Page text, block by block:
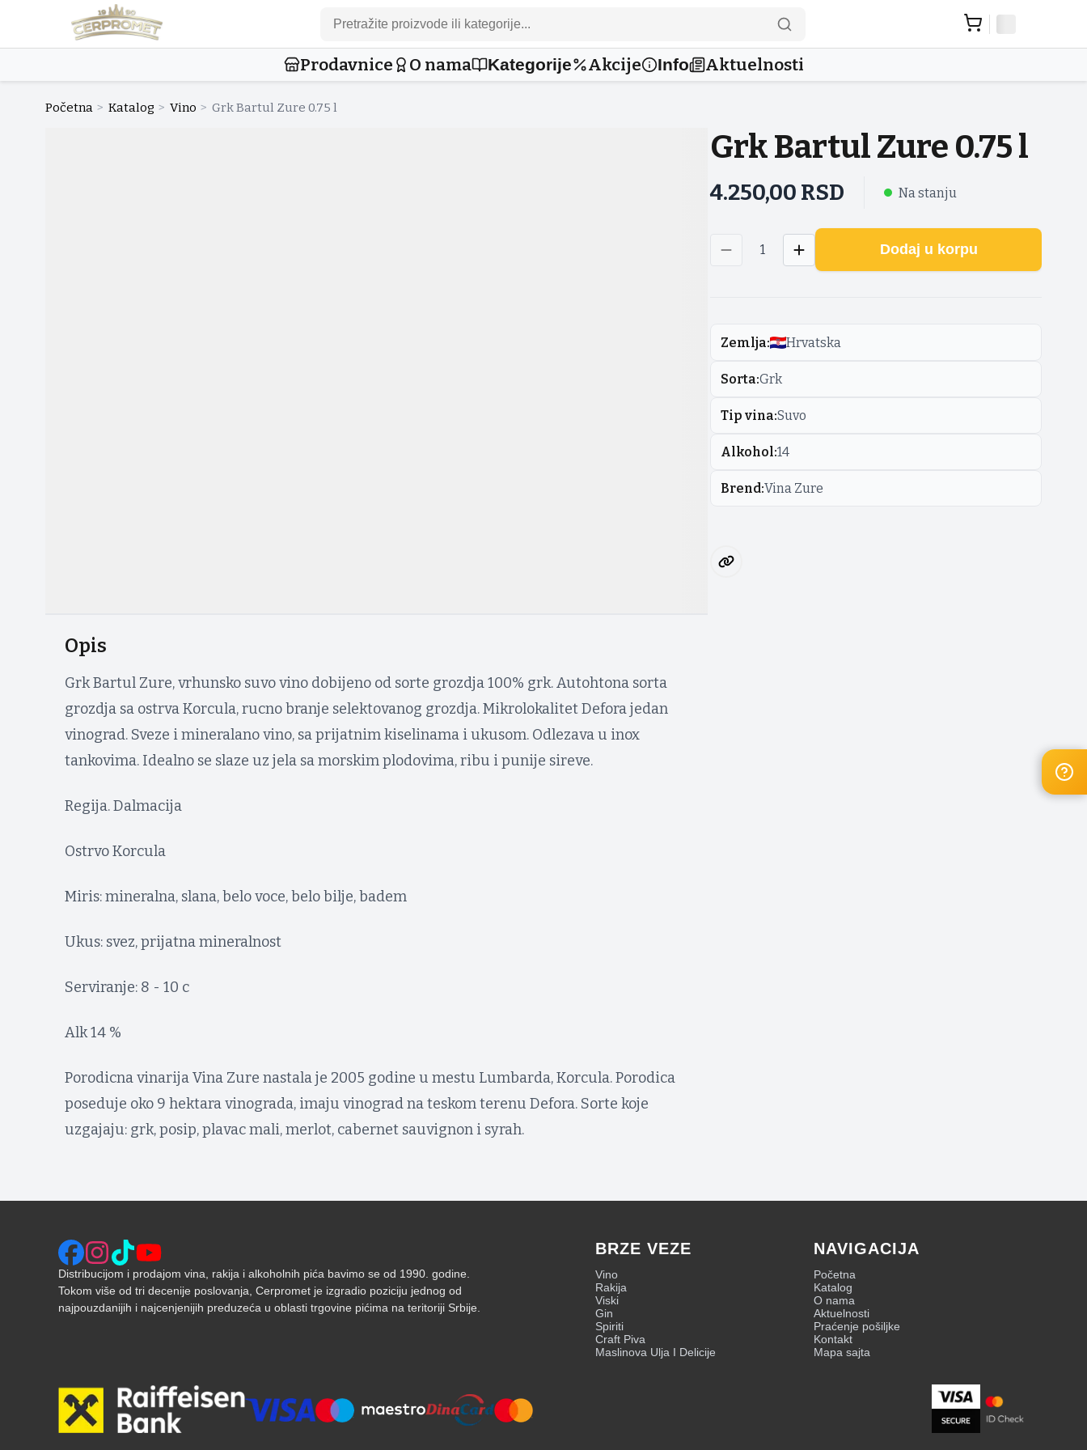
Prodavnice O nama Kategorije Akcije Info Aktuelnosti
Početna > Katalog > Vino > Grk Bartul Zure 0.75 l
Opis
Grk Bartul Zure, vrhunsko suvo vino dobijeno od sorte grozdja 100% grk. Autohtona sorta
grozdja sa ostrva Korcula, rucno branje selektovanog grozdja. Mikrolokalitet Defora jedan
vinograd. Sveze i mineralano vino, sa prijatnim kiselinama i ukusom. Odlezava u inox
tankovima. Idealno se slaze uz jela sa morskim plodovima, ribu i punije sireve.
Regija. Dalmacija
Ostrvo Korcula
Miris: mineralna, slana, belo voce, belo bilje, badem
Ukus: svez, prijatna mineralnost
Serviranje: 8 - 10 c
Alk 14 %
Porodicna vinarija Vina Zure nastala je 2005 godine u mestu Lumbarda, Korcula. Porodica
poseduje oko 9 hektara vinograda, imaju vinograd na teskom terenu Defora. Sorte koje
uzgajaju: grk, posip, plavac mali, merlot, cabernet sauvignon i syrah.
Grk Bartul Zure 0.75 l
4.250,00 RSD Na stanju
1 Dodaj u korpu
Zemlja: Hrvatska
Sorta:Grk
Tip vina:Suvo
Alkohol:14
Brend:Vina Zure
Distribucijom i prodajom vina, rakija i alkoholnih pića bavimo se od 1990. godine.
Tokom više od tri decenije poslovanja, Cerpromet je izgradio poziciju jednog od
najpouzdanijih i najcenjenijih preduzeća u oblasti trgovine pićima na teritoriji Srbije.
BRZE VEZE
Vino
Rakija
Viski
Gin
Spiriti
Craft Piva
Maslinova Ulja I Delicije
NAVIGACIJA
Početna
Katalog
O nama
Aktuelnosti
Praćenje pošiljke
Kontakt
Mapa sajta